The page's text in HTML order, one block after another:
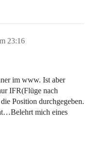
23:16
im www. Ist aber
IFR(Flüge nach
Position durchgegeben.
mich eines